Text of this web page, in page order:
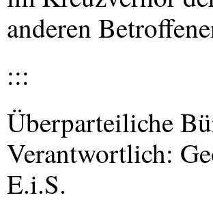
anderen
:::
Überparteiliche
Verantwortlich:
E.i.S.